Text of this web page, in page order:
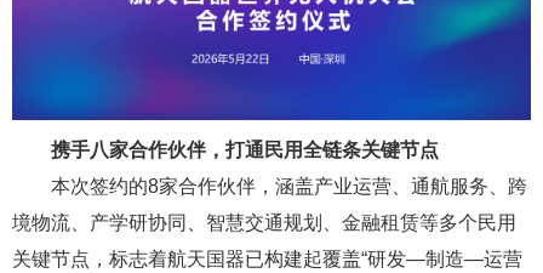
携手八家合作伙伴，打通民用全链条关键节点
本次签约的8家合作伙伴，涵盖产业运营、通航服务、跨
境物流、产学研协同、智慧交通规划、金融租赁等多个民用
关键节点，标志着航天国器已构建起覆盖“研发—制造—运营